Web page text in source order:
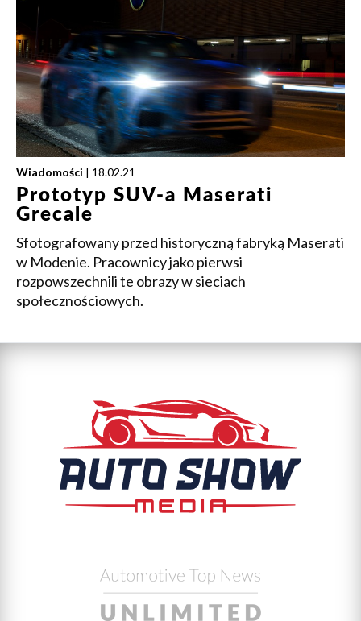
Wiadomości | 18.02.21
Prototyp SUV-a Maserati
Grecale
Sfotografowany przed historyczną fabryką Maserati
w Modenie. Pracownicy jako pierwsi
rozpowszechnili te obrazy w sieciach
społecznościowych.